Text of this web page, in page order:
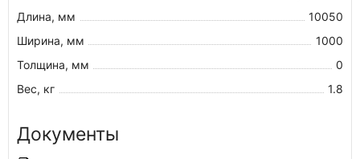
Длина, мм
10050
Ширина, мм
1000
Толщина, мм
0
Вес, кг
1.8
Документы